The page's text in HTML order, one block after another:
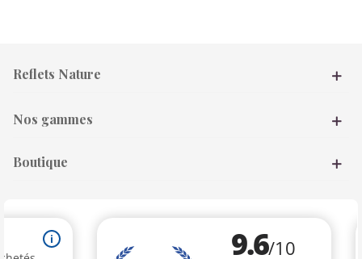
Reflets Nature
Nos gammes
Boutique